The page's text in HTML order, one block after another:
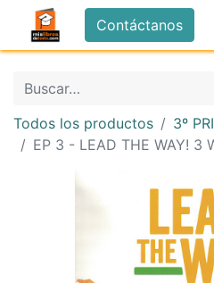
Contáctanos
Todos los productos
3º
EP 3 - LEAD THE WAY! 3